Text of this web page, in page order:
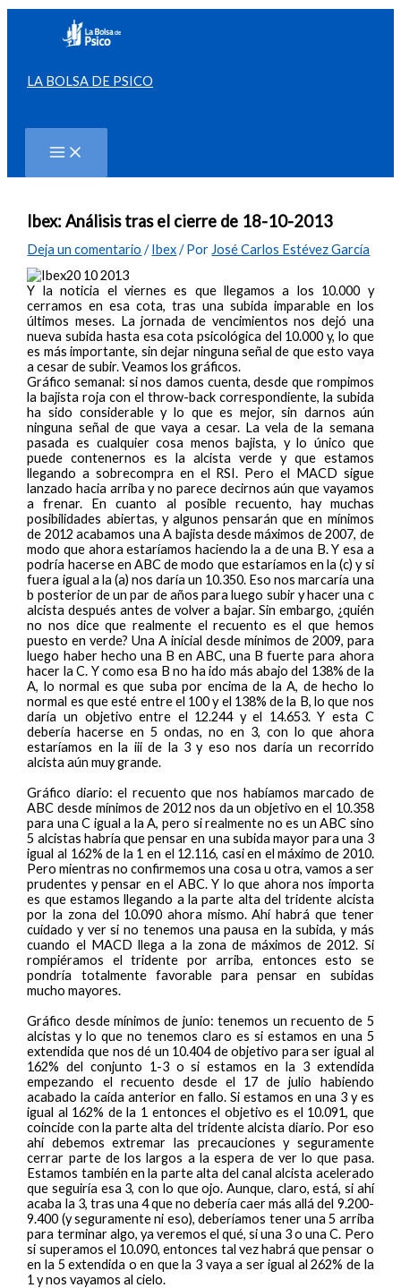
contenido
LA BOLSA DE PSICO
Ibex: Análisis tras el cierre de 18-10-2013
Deja un comentario /Ibex/ Por José Carlos Estévez García
Y la noticia el viernes es que llegamos a los 10.000 y
cerramos en esa cota, tras una subida imparable en los
últimos meses. La jornada de vencimientos nos dejó una
nueva subida hasta esa cota psicológica del 10.000 y, lo que
es más importante, sin dejar ninguna señal de que esto vaya
a cesar de subir. Veamos los gráficos.
Gráfico semanal: si nos damos cuenta, desde que rompimos
la bajista roja con el throw-back correspondiente, la subida
ha sido considerable y lo que es mejor, sin darnos aún
ninguna señal de que vaya a cesar. La vela de la semana
pasada es cualquier cosa menos bajista, y lo único que
puede contenernos es la alcista verde y que estamos
llegando a sobrecompra en el RSI. Pero el MACD sigue
lanzado hacia arriba y no parece decirnos aún que vayamos
a frenar. En cuanto al posible recuento, hay muchas
posibilidades abiertas, y algunos pensarán que en mínimos
de 2012 acabamos una A bajista desde máximos de 2007, de
modo que ahora estaríamos haciendo la a de una B. Y esa a
podría hacerse en ABC de modo que estaríamos en la (c) y si
fuera igual a la (a) nos daría un 10.350. Eso nos marcaría una
b posterior de un par de años para luego subir y hacer una c
alcista después antes de volver a bajar. Sin embargo, ¿quién
no nos dice que realmente el recuento es el que hemos
puesto en verde? Una A inicial desde mínimos de 2009, para
luego haber hecho una B en ABC, una B fuerte para ahora
hacer la C. Y como esa B no ha ido más abajo del 138% de la
A, lo normal es que suba por encima de la A, de hecho lo
normal es que esté entre el 100 y el 138% de la B, lo que nos
daría un objetivo entre el 12.244 y el 14.653. Y esta C
debería hacerse en 5 ondas, no en 3, con lo que ahora
estaríamos en la iii de la 3 y eso nos daría un recorrido
alcista aún muy grande.
Gráfico diario: el recuento que nos habíamos marcado de
ABC desde mínimos de 2012 nos da un objetivo en el 10.358
para una C igual a la A, pero si realmente no es un ABC sino
5 alcistas habría que pensar en una subida mayor para una 3
igual al 162% de la 1 en el 12.116, casi en el máximo de 2010.
Pero mientras no confirmemos una cosa u otra, vamos a ser
prudentes y pensar en el ABC. Y lo que ahora nos importa
es que estamos llegando a la parte alta del tridente alcista
por la zona del 10.090 ahora mismo. Ahí habrá que tener
cuidado y ver si no tenemos una pausa en la subida, y más
cuando el MACD llega a la zona de máximos de 2012. Si
rompiéramos el tridente por arriba, entonces esto se
pondría totalmente favorable para pensar en subidas
mucho mayores.
Gráfico desde mínimos de junio: tenemos un recuento de 5
alcistas y lo que no tenemos claro es si estamos en una 5
extendida que nos dé un 10.404 de objetivo para ser igual al
162% del conjunto 1-3 o si estamos en la 3 extendida
empezando el recuento desde el 17 de julio habiendo
acabado la caída anterior en fallo. Si estamos en una 3 y es
igual al 162% de la 1 entonces el objetivo es el 10.091, que
coincide con la parte alta del tridente alcista diario. Por eso
ahí debemos extremar las precauciones y seguramente
cerrar parte de los largos a la espera de ver lo que pasa.
Estamos también en la parte alta del canal alcista acelerado
que seguiría esa 3, con lo que ojo. Aunque, claro, está, si ahí
acaba la 3, tras una 4 que no debería caer más allá del 9.200-
9.400 (y seguramente ni eso), deberíamos tener una 5 arriba
para terminar algo, ya veremos el qué, si una 3 o una C. Pero
si superamos el 10.090, entonces tal vez habrá que pensar o
en la 5 extendida o en que la 3 vaya a ser igual al 262% de la
1 y nos vayamos al cielo.